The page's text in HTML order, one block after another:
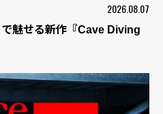
2026.08.07
魅せる新作『Cave Diving